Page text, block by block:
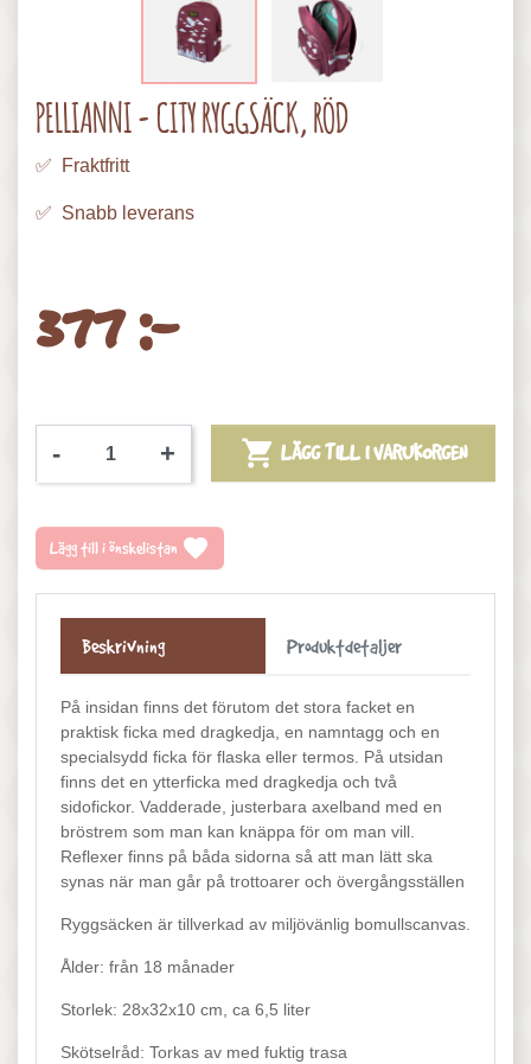
PELLIANNI - CITY RYGGSÄCK, RÖD
✅ Fraktfritt
✅ Snabb leverans
377 :-
- +  LÄGG TILL I VARUKORGEN
Lägg till i önskelistan favorite
Beskrivning Produktdetaljer
På insidan finns det förutom det stora facket en
praktisk ficka med dragkedja, en namntagg och en
specialsydd ficka för flaska eller termos. På utsidan
finns det en ytterficka med dragkedja och två
sidofickor. Vadderade, justerbara axelband med en
bröstrem som man kan knäppa för om man vill.
Reflexer finns på båda sidorna så att man lätt ska
synas när man går på trottoarer och övergångsställen
Ryggsäcken är tillverkad av miljövänlig bomullscanvas.
Ålder: från 18 månader
Storlek: 28x32x10 cm, ca 6,5 liter
Skötselråd: Torkas av med fuktig trasa